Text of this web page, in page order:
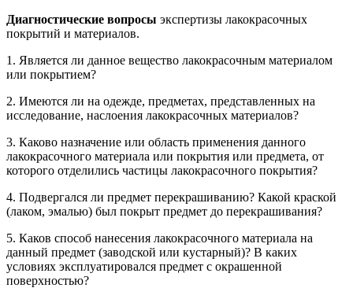
Диагностические вопросы экспертизы лакокрасочных
покрытий и материалов.
1. Является ли данное вещество лакокрасочным материалом
или покрытием?
2. Имеются ли на одежде, предметах, представленных на
исследование, наслоения лакокрасочных материалов?
3. Каково назначение или область применения данного
лакокрасочного материала или покрытия или предмета, от
которого отделились частицы лакокрасочного покрытия?
4. Подвергался ли предмет перекрашиванию? Какой краской
(лаком, эмалью) был покрыт предмет до перекрашивания?
5. Каков способ нанесения лакокрасочного материала на
данный предмет (заводской или кустарный)? В каких
условиях эксплуатировался предмет с окрашенной
поверхностью?